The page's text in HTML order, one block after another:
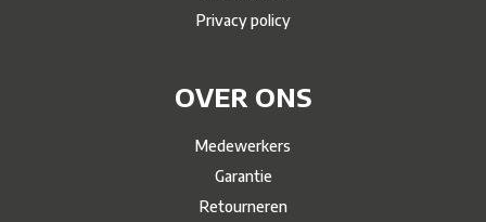
Privacy policy
OVER ONS
Medewerkers
Garantie
Retourneren